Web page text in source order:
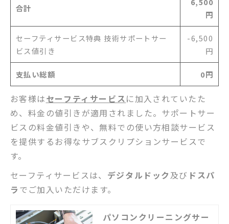
合計
円
セーフティサービス特典 技術サポートサー
ビス値引き
-6,500
円
支払い総額 0円
お客様はセーフティサービスに加入されていたた
め、料金の値引きが適用されました。サポートサー
ビスの料金値引きや、無料での使い方相談サービス
を提供するお得なサブスクリプションサービスで
す。
セーフティサービスは、 デジタルドック 及び ドスパ
ラ でご加入いただけます。
パソコンクリーニングサー